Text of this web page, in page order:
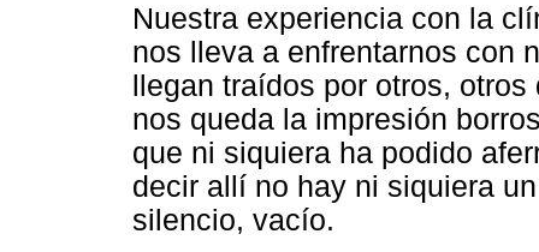
Nuestra experiencia con la
nos lleva a enfrentarnos con
llegan traídos por otros,
nos queda la impresión
que ni siquiera ha podido
decir allí no hay ni siquiera
silencio, vacío.